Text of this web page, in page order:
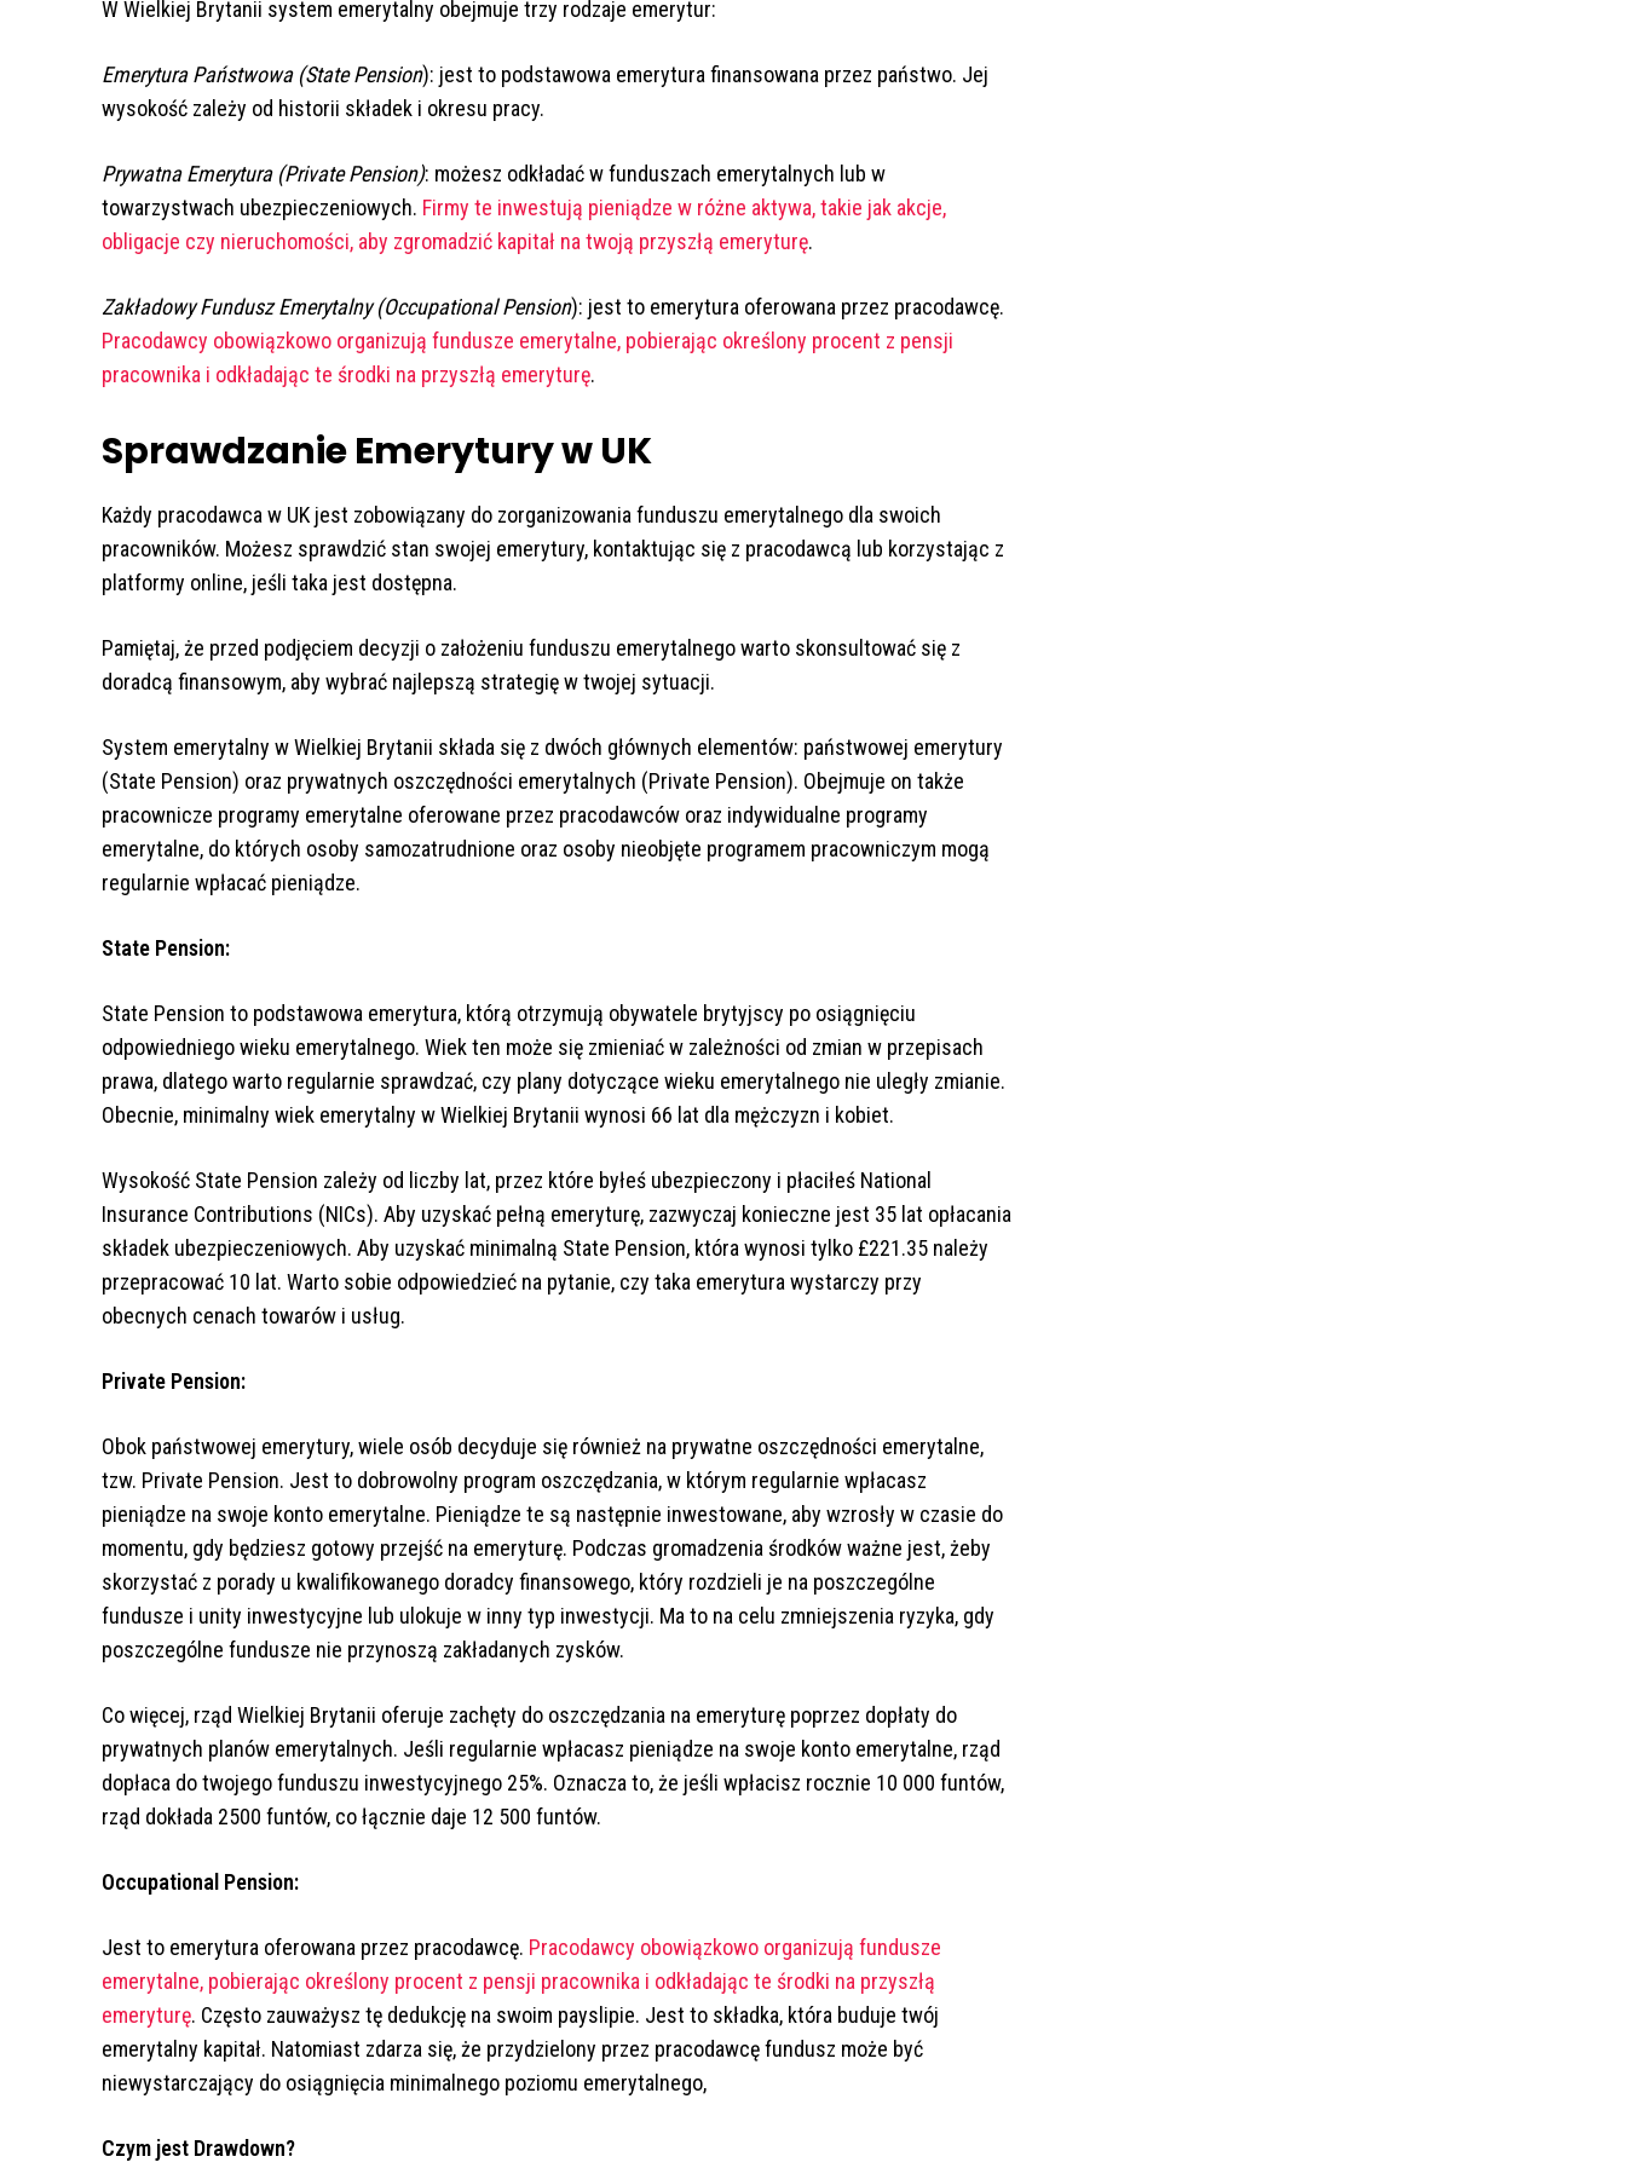
W Wielkiej Brytanii system emerytalny obejmuje trzy rodzaje emerytur:
Emerytura Państwowa (State Pension): jest to podstawowa emerytura finansowana przez państwo. Jej
wysokość zależy od historii składek i okresu pracy.
Prywatna Emerytura (Private Pension): możesz odkładać w funduszach emerytalnych lub w
towarzystwach ubezpieczeniowych. Firmy te inwestują pieniądze w różne aktywa, takie jak akcje,
obligacje czy nieruchomości, aby zgromadzić kapitał na twoją przyszłą emeryturę.
Zakładowy Fundusz Emerytalny (Occupational Pension): jest to emerytura oferowana przez pracodawcę.
Pracodawcy obowiązkowo organizują fundusze emerytalne, pobierając określony procent z pensji
pracownika i odkładając te środki na przyszłą emeryturę.
Sprawdzanie Emerytury w UK
Każdy pracodawca w UK jest zobowiązany do zorganizowania funduszu emerytalnego dla swoich
pracowników. Możesz sprawdzić stan swojej emerytury, kontaktując się z pracodawcą lub korzystając z
platformy online, jeśli taka jest dostępna.
Pamiętaj, że przed podjęciem decyzji o założeniu funduszu emerytalnego warto skonsultować się z
doradcą finansowym, aby wybrać najlepszą strategię w twojej sytuacji.
System emerytalny w Wielkiej Brytanii składa się z dwóch głównych elementów: państwowej emerytury
(State Pension) oraz prywatnych oszczędności emerytalnych (Private Pension). Obejmuje on także
pracownicze programy emerytalne oferowane przez pracodawców oraz indywidualne programy
emerytalne, do których osoby samozatrudnione oraz osoby nieobjęte programem pracowniczym mogą
regularnie wpłacać pieniądze.
State Pension:
State Pension to podstawowa emerytura, którą otrzymują obywatele brytyjscy po osiągnięciu
odpowiedniego wieku emerytalnego. Wiek ten może się zmieniać w zależności od zmian w przepisach
prawa, dlatego warto regularnie sprawdzać, czy plany dotyczące wieku emerytalnego nie uległy zmianie.
Obecnie, minimalny wiek emerytalny w Wielkiej Brytanii wynosi 66 lat dla mężczyzn i kobiet.
Wysokość State Pension zależy od liczby lat, przez które byłeś ubezpieczony i płaciłeś National
Insurance Contributions (NICs). Aby uzyskać pełną emeryturę, zazwyczaj konieczne jest 35 lat opłacania
składek ubezpieczeniowych. Aby uzyskać minimalną State Pension, która wynosi tylko £221.35 należy
przepracować 10 lat. Warto sobie odpowiedzieć na pytanie, czy taka emerytura wystarczy przy
obecnych cenach towarów i usług.
Private Pension:
Obok państwowej emerytury, wiele osób decyduje się również na prywatne oszczędności emerytalne,
tzw. Private Pension. Jest to dobrowolny program oszczędzania, w którym regularnie wpłacasz
pieniądze na swoje konto emerytalne. Pieniądze te są następnie inwestowane, aby wzrosły w czasie do
momentu, gdy będziesz gotowy przejść na emeryturę. Podczas gromadzenia środków ważne jest, żeby
skorzystać z porady u kwalifikowanego doradcy finansowego, który rozdzieli je na poszczególne
fundusze i unity inwestycyjne lub ulokuje w inny typ inwestycji. Ma to na celu zmniejszenia ryzyka, gdy
poszczególne fundusze nie przynoszą zakładanych zysków.
Co więcej, rząd Wielkiej Brytanii oferuje zachęty do oszczędzania na emeryturę poprzez dopłaty do
prywatnych planów emerytalnych. Jeśli regularnie wpłacasz pieniądze na swoje konto emerytalne, rząd
dopłaca do twojego funduszu inwestycyjnego 25%. Oznacza to, że jeśli wpłacisz rocznie 10 000 funtów,
rząd dokłada 2500 funtów, co łącznie daje 12 500 funtów.
Occupational Pension:
Jest to emerytura oferowana przez pracodawcę. Pracodawcy obowiązkowo organizują fundusze
emerytalne, pobierając określony procent z pensji pracownika i odkładając te środki na przyszłą
emeryturę. Często zauważysz tę dedukcję na swoim payslipie. Jest to składka, która buduje twój
emerytalny kapitał. Natomiast zdarza się, że przydzielony przez pracodawcę fundusz może być
niewystarczający do osiągnięcia minimalnego poziomu emerytalnego,
Czym jest Drawdown?